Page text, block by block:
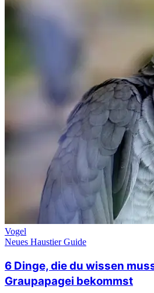
Vogel
Neues Haustier Guide
6 Dinge, die du wissen
Graupapagei bekommst